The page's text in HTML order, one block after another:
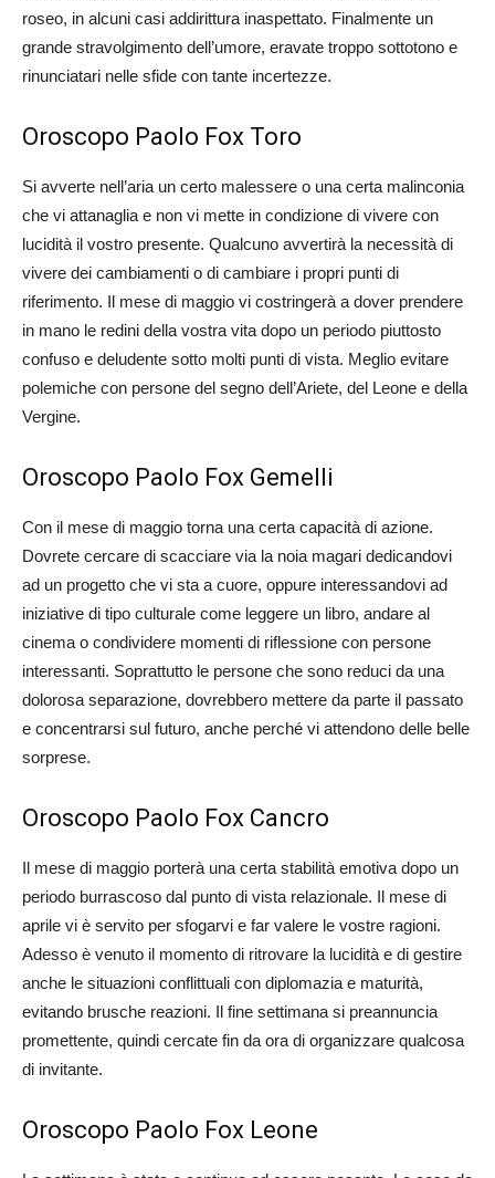
roseo, in alcuni casi addirittura inaspettato. Finalmente un
grande stravolgimento dell’umore, eravate troppo sottotono e
rinunciatari nelle sfide con tante incertezze.
Oroscopo Paolo Fox Toro
Si avverte nell’aria un certo malessere o una certa malinconia
che vi attanaglia e non vi mette in condizione di vivere con
lucidità il vostro presente. Qualcuno avvertirà la necessità di
vivere dei cambiamenti o di cambiare i propri punti di
riferimento. Il mese di maggio vi costringerà a dover prendere
in mano le redini della vostra vita dopo un periodo piuttosto
confuso e deludente sotto molti punti di vista. Meglio evitare
polemiche con persone del segno dell’Ariete, del Leone e della
Vergine.
Oroscopo Paolo Fox Gemelli
Con il mese di maggio torna una certa capacità di azione.
Dovrete cercare di scacciare via la noia magari dedicandovi
ad un progetto che vi sta a cuore, oppure interessandovi ad
iniziative di tipo culturale come leggere un libro, andare al
cinema o condividere momenti di riflessione con persone
interessanti. Soprattutto le persone che sono reduci da una
dolorosa separazione, dovrebbero mettere da parte il passato
e concentrarsi sul futuro, anche perché vi attendono delle belle
sorprese.
Oroscopo Paolo Fox Cancro
Il mese di maggio porterà una certa stabilità emotiva dopo un
periodo burrascoso dal punto di vista relazionale. Il mese di
aprile vi è servito per sfogarvi e far valere le vostre ragioni.
Adesso è venuto il momento di ritrovare la lucidità e di gestire
anche le situazioni conflittuali con diplomazia e maturità,
evitando brusche reazioni. Il fine settimana si preannuncia
promettente, quindi cercate fin da ora di organizzare qualcosa
di invitante.
Oroscopo Paolo Fox Leone